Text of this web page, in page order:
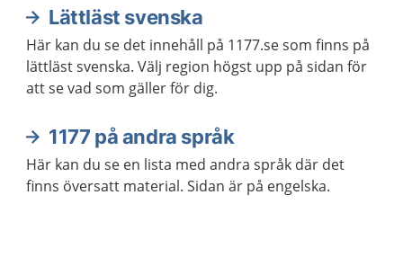
Lättläst svenska
Här kan du se det innehåll på 1177.se som finns på
lättläst svenska. Välj region högst upp på sidan för
att se vad som gäller för dig.
1177 på andra språk
Här kan du se en lista med andra språk där det
finns översatt material. Sidan är på engelska.